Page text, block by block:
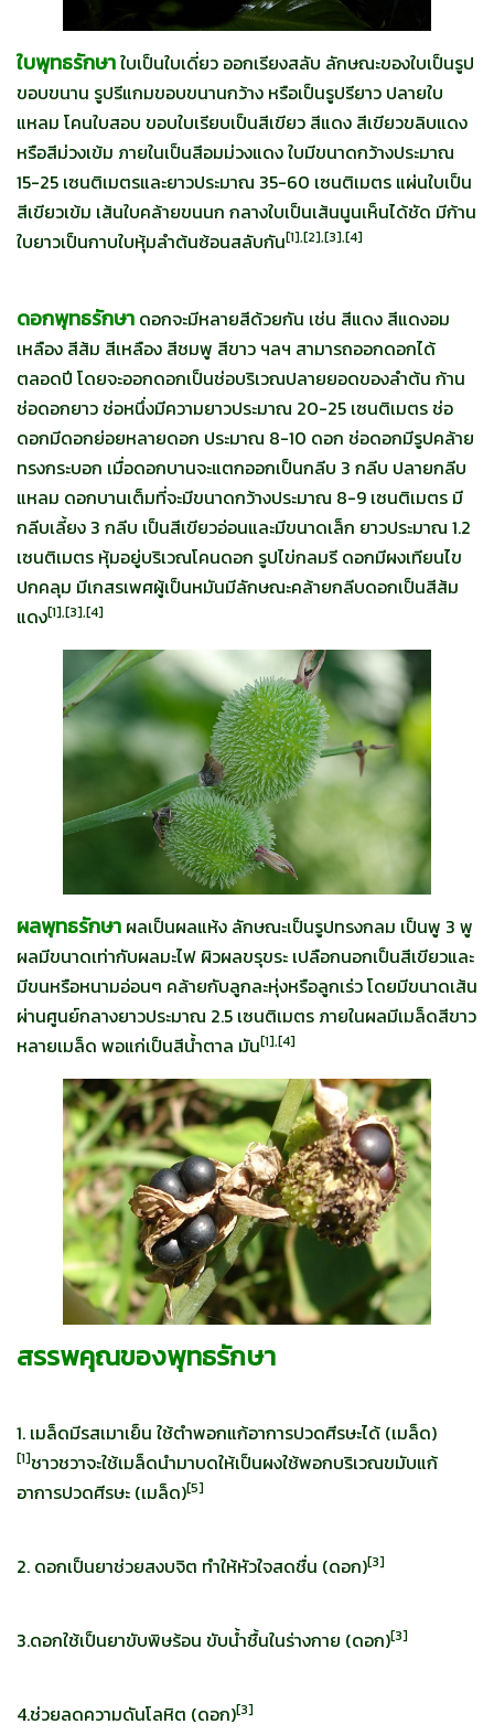
ใบพุทธรักษาใบเป็นใบเดี่ยว ออกเรียงสลับ ลักษณะของใบเป็นรูป
ขอบขนาน รูปรีแกมขอบขนานกว้าง หรือเป็นรูปรียาว ปลายใบ
แหลม โคนใบสอบ ขอบใบเรียบเป็นสีเขียว สีแดง สีเขียวขลิบแดง
หรือสีม่วงเข้ม ภายในเป็นสีอมม่วงแดง ใบมีขนาดกว้างประมาณ
15-25 เซนติเมตรและยาวประมาณ 35-60 เซนติเมตร แผ่นใบเป็น
สีเขียวเข้ม เส้นใบคล้ายขนนก กลางใบเป็นเส้นนูนเห็นได้ชัด มีก้าน
ใบยาวเป็นกาบใบหุ้มลำต้นซ้อนสลับกัน[1],[2],[3],[4]
ดอกพุทธรักษา ดอกจะมีหลายสีด้วยกัน เช่น สีแดง สีแดงอม
เหลือง สีส้ม สีเหลือง สีชมพู สีขาว ฯลฯ สามารถออกดอกได้
ตลอดปี โดยจะออกดอกเป็นช่อบริเวณปลายยอดของลำต้น ก้าน
ช่อดอกยาว ช่อหนึ่งมีความยาวประมาณ 20-25 เซนติเมตร ช่อ
ดอกมีดอกย่อยหลายดอก ประมาณ 8-10 ดอก ช่อดอกมีรูปคล้าย
ทรงกระบอก เมื่อดอกบานจะแตกออกเป็นกลีบ 3 กลีบ ปลายกลีบ
แหลม ดอกบานเต็มที่จะมีขนาดกว้างประมาณ 8-9 เซนติเมตร มี
กลีบเลี้ยง 3 กลีบ เป็นสีเขียวอ่อนและมีขนาดเล็ก ยาวประมาณ 1.2
เซนติเมตร หุ้มอยู่บริเวณโคนดอก รูปไข่กลมรี ดอกมีผงเทียนไข
ปกคลุม มีเกสรเพศผู้เป็นหมันมีลักษณะคล้ายกลีบดอกเป็นสีส้ม
แดง[1],[3],[4]
ผลพุทธรักษา ผลเป็นผลแห้ง ลักษณะเป็นรูปทรงกลม เป็นพู 3 พู
ผลมีขนาดเท่ากับผลมะไฟ ผิวผลขรุขระ เปลือกนอกเป็นสีเขียวและ
มีขนหรือหนามอ่อนๆ คล้ายกับลูกละหุ่งหรือลูกเร่ว โดยมีขนาดเส้น
ผ่านศูนย์กลางยาวประมาณ 2.5 เซนติเมตร ภายในผลมีเมล็ดสีขาว
หลายเมล็ด พอแก่เป็นสีน้ำตาล มัน[1],[4]
สรรพคุณของพุทธรักษา
1. เมล็ดมีรสเมาเย็น ใช้ตำพอกแก้อาการปวดศีรษะได้ (เมล็ด)
[1]ชาวชวาจะใช้เมล็ดนำมาบดให้เป็นผงใช้พอกบริเวณขมับแก้
อาการปวดศีรษะ (เมล็ด)[5]
2. ดอกเป็นยาช่วยสงบจิต ทำให้หัวใจสดชื่น (ดอก)[3]
3.ดอกใช้เป็นยาขับพิษร้อน ขับน้ำชื้นในร่างกาย (ดอก)[3]
4.ช่วยลดความดันโลหิต (ดอก)[3]